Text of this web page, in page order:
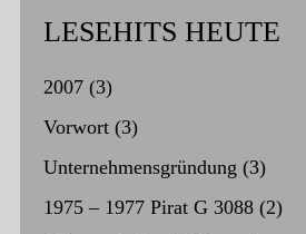
LESEHITS HEUTE
2007 (3)
Vorwort (3)
Unternehmensgründung (3)
1975 – 1977 Pirat G 3088 (2)